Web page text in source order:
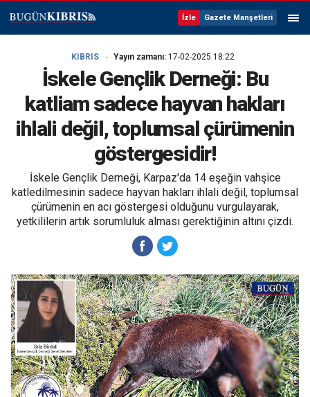
İzle Gazete Manşetleri
KIBRIS Yayın zamanı: 17-02-2025 18:22
İskele Gençlik Derneği: Bu
katliam sadece hayvan hakları
ihlali değil, toplumsal çürümenin
göstergesidir!
İskele Gençlik Derneği, Karpaz'da 14 eşeğin vahşice
katledilmesinin sadece hayvan hakları ihlali değil, toplumsal
çürümenin en acı göstergesi olduğunu vurgulayarak,
yetkililerin artık sorumluluk alması gerektiğinin altını çizdi.